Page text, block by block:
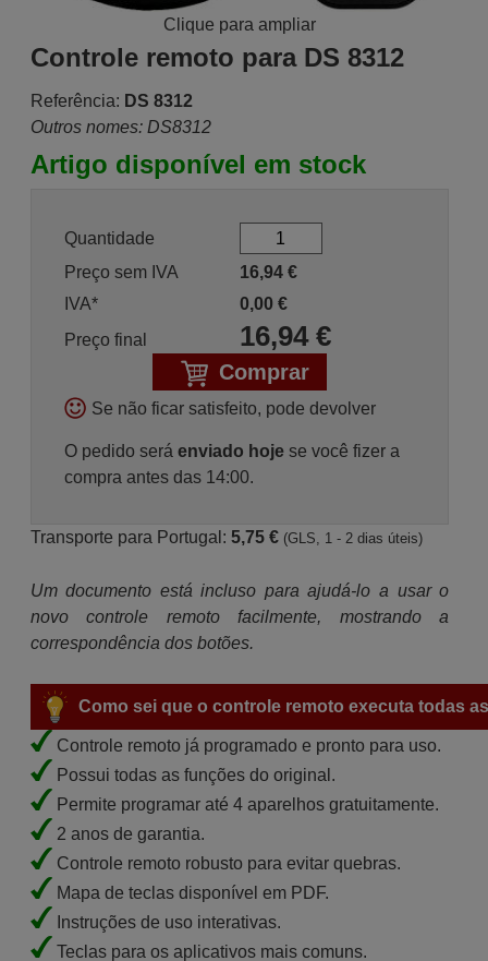
Clique para ampliar
Controle remoto para DS 8312
Referência: DS 8312
Outros nomes: DS8312
Artigo disponível em stock
Quantidade
Preço sem IVA
16,94€
IVA*
0,00 €
Preço final
16,94€
Comprar
Se não ficar satisfeito, pode devolver
O pedido será enviado hojese você fizer a
compra antes das 14:00.
Transporte para Portugal: 5,75 € (GLS, 1 - 2 dias úteis)
Um documento está incluso para ajudá-lo a usar o
novo controle remoto facilmente, mostrando a
correspondência dos botões.
Como sei que o controle remoto executa todas
Controle remoto já programado e pronto para uso.
Possui todas as funções do original.
Permite programar até 4 aparelhos gratuitamente.
2 anos de garantia.
Controle remoto robusto para evitar quebras.
Mapa de teclas disponível em PDF.
Instruções de uso interativas.
Teclas para os aplicativos mais comuns.